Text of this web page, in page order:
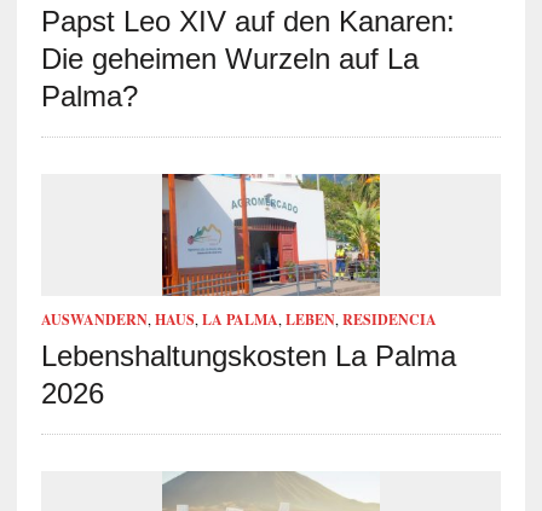
Papst Leo XIV auf den Kanaren:
Die geheimen Wurzeln auf La
Palma?
AUSWANDERN, HAUS, LA PALMA, LEBEN, RESIDENCIA
Lebenshaltungskosten La Palma
2026